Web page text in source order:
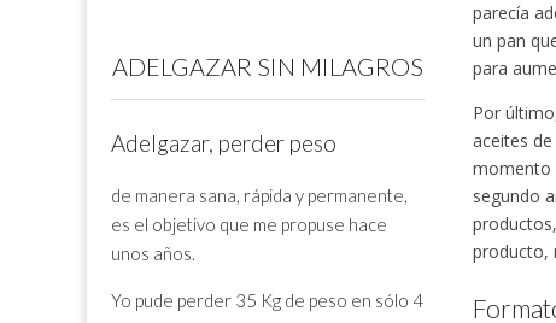
parecía
un pan
para
Por
aceites
momento
segundo
producto,
ADELGAZAR SIN MILAGROS
Adelgazar, perder peso
de manera sana, rápida y permanente,
es el objetivo que me propuse hace
unos años.
Yo pude perder 35 Kg de peso en sólo 4